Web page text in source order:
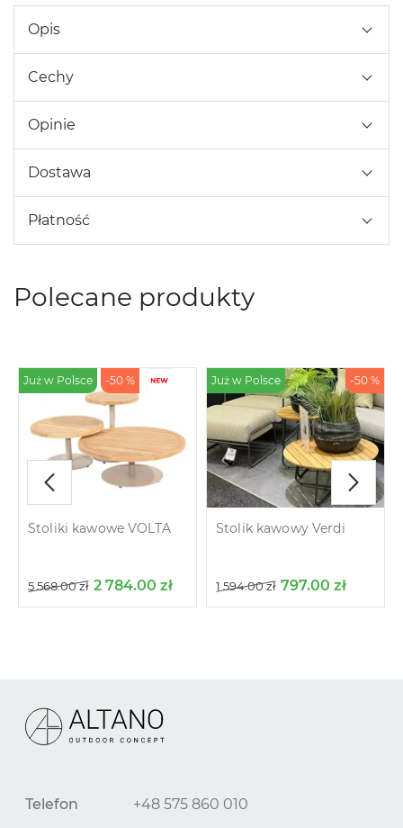
Opis
Cechy
Opinie
Dostawa
Płatność
Polecane produkty
Już w Polsce -50 %
Stoliki kawowe VOLTA
5 568.00zł 2 784.00 zł
Już w Polsce -50 %
Stolik kawowy Verdi
1 594.00zł 797.00 zł
Telefon
+48 575 860 010